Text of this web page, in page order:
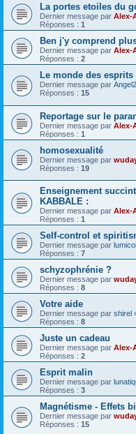
La portes etoiles du
Dernier message par Alex-
Réponses : 1
Ben j'y comprend
Dernier message par Alex-
Réponses : 2
Le monde des
Dernier message par
Réponses : 15
Reportage sur le
Dernier message par Alex-
Réponses : 1
homosexualité
Dernier message par
Réponses : 19
Enseignement
KABBALE :
Dernier message par Alex-
Réponses : 1
Self-control et
Dernier message par
Réponses : 7
schyzophrénie ?
Dernier message par
Réponses : 8
Votre aide
Dernier message par shirel
Réponses : 8
Juste un cadeau
Dernier message par Alex-
Réponses : 2
Esprit malin
Dernier message par
Réponses : 3
Magnétisme - Effets
Dernier message par
Réponses : 15